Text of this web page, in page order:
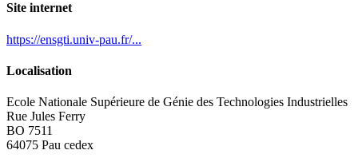
Site internet
https://ensgti.univ-pau.fr/...
Localisation
Ecole Nationale Supérieure de Génie des Technologies Industrielles
Rue Jules Ferry
BO 7511
64075 Pau cedex